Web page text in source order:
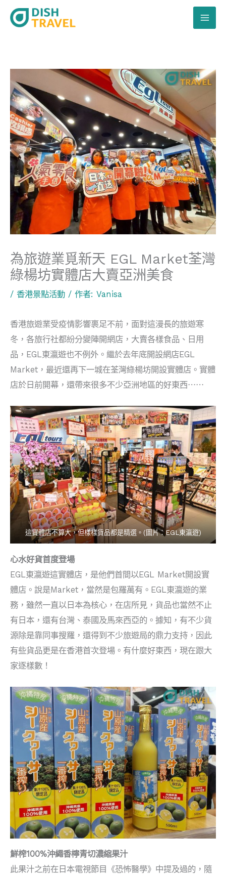
為旅遊業覓新天 EGL Market荃灣
綠楊坊實體店大賣亞洲美食
/ 香港景點活動 / 作者: Vanisa
香港旅遊業受疫情影響裹足不前，面對這漫長的旅遊寒
冬，各旅行社都紛分變陣開網店，大賣各樣食品、日用
品，EGL東瀛遊也不例外。繼於去年底開設網店EGL
Market，最近還再下一城在荃灣綠楊坊開設實體店。實體
店於日前開幕，還帶來很多不少亞洲地區的好東西⋯⋯
這實體店不算大，但樣樣貨品都是精選。(圖片：EGL東瀛遊)
心水好貨首度登場
EGL東瀛遊這實體店，是他們首間以EGL Market開設實
體店。說是Market，當然是包羅萬有。EGL東瀛遊的業
務，雖然一直以日本為核心，在店所見，貨品也當然不止
有日本，還有台灣、泰國及馬來西亞的。據知，有不少貨
源除是靠同事搜羅，還得到不少旅遊局的鼎力支持，因此
有些貨品更是在香港首次登場。有什麼好東西，現在跟大
家逐樣數！
鮮榨100%沖繩香檸青切濃縮果汁
此果汁之前在日本電視節目《恐怖醫學》中提及過的，隨